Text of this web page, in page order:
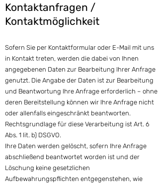
Kontaktanfragen /
Kontaktmöglichkeit
Sofern Sie per Kontaktformular oder E-Mail mit uns
in Kontakt treten, werden die dabei von Ihnen
angegebenen Daten zur Bearbeitung Ihrer Anfrage
genutzt. Die Angabe der Daten ist zur Bearbeitung
und Beantwortung Ihre Anfrage erforderlich – ohne
deren Bereitstellung können wir Ihre Anfrage nicht
oder allenfalls eingeschränkt beantworten.
Rechtsgrundlage für diese Verarbeitung ist Art. 6
Abs. 1 lit. b) DSGVO.
Ihre Daten werden gelöscht, sofern Ihre Anfrage
abschließend beantwortet worden ist und der
Löschung keine gesetzlichen
Aufbewahrungspflichten entgegenstehen, wie